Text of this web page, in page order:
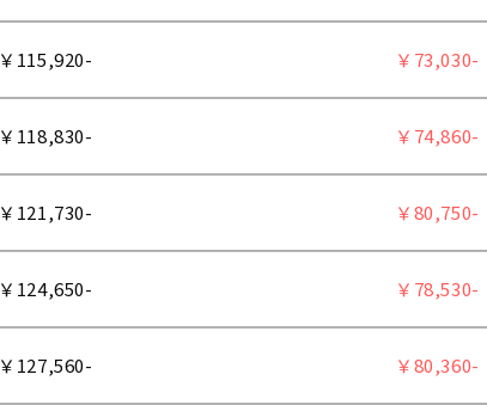
￥115,920- ￥73,030-
￥118,830- ￥74,860-
￥121,730- ￥80,750-
￥124,650- ￥78,530-
￥127,560- ￥80,360-